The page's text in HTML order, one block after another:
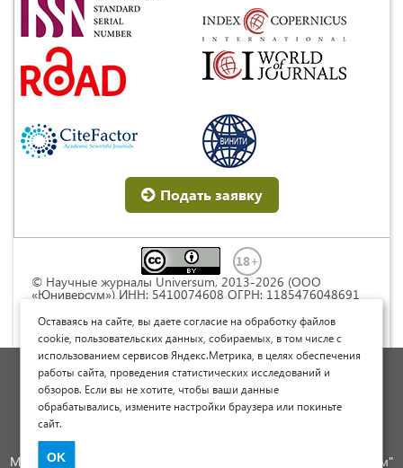
Подать заявку
© Научные журналы Universum, 2013-2026 (ООО
«Юниверсум») ИНН: 5410074608 ОГРН: 1185476048691
Commons « Attribution» («Атрибуция») 4.0
Непортированная
Политика обработки персональных данных
Договор оферты
Опубликовать научную статью
Международный научно-исследовательский журнал "Юниверсум"
Оставаясь на сайте, вы даете согласие на обработку файлов
cookie, пользовательских данных, собираемых, в том числе с
использованием сервисов Яндекс.Метрика, в целях обеспечения
работы сайта, проведения статистических исследований и
обзоров. Если вы не хотите, чтобы ваши данные
обрабатывались, измените настройки браузера или покиньте
сайт.
OK